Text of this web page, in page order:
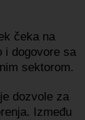
čeka na
i dogovore sa
sektorom.
dozvole za
Između